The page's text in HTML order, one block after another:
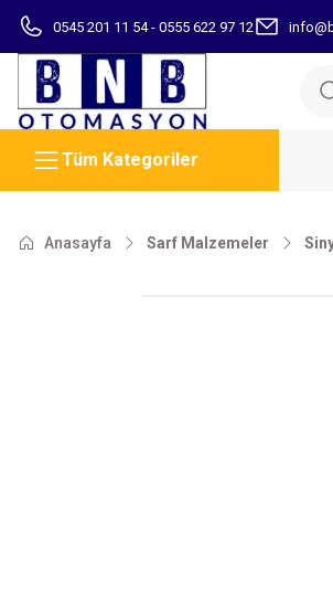
0545 201 11 54 - 0555 622 97 12
Tüm Kategoriler
Anasayfa Sarf Malzemeler